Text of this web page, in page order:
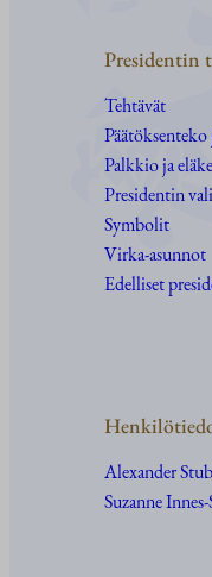
Presidentin
Tehtävät
Palkkio ja eläke
Presidentin
Symbolit
Virka-asunnot
Edelliset
Alexander
Suzanne